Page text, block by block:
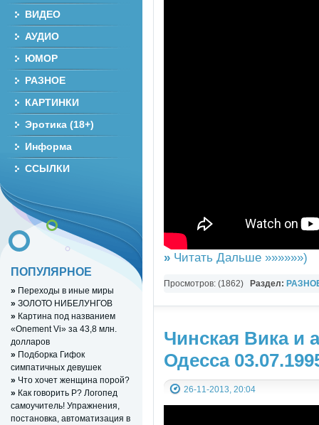
» Читать Дальше »»»»»»)
Просмотров: (1862) Раздел:
Чинская Вика и
Одесса
26-11-2013, 20:04
ВИДЕО
АУДИО
ЮМОР
РАЗНОЕ
КАРТИНКИ
Эротика (18+)
Информа
ССЫЛКИ
ПОПУЛЯРНОЕ
» Переходы в иные миры
» ЗОЛОТО НИБЕЛУНГОВ
» Картина под названием
«Onement Vi» за 43,8 млн.
долларов
» Подборка Гифок
симпатичных девушек
» Что хочет женщина порой?
» Как говорить Р? Логопед
самоучитель! Упражнения,
постановка, автоматизация в